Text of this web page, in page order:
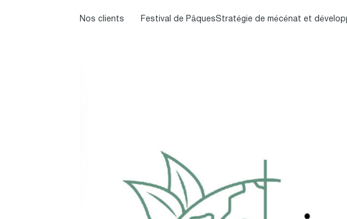
Nos clients Festival de PâquesStratégie de mécénat et